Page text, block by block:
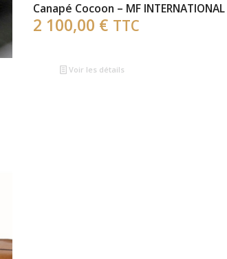
Canapé Cocoon – MF INTERNATIONAL
2 100,00 € TTC
Voir les détails